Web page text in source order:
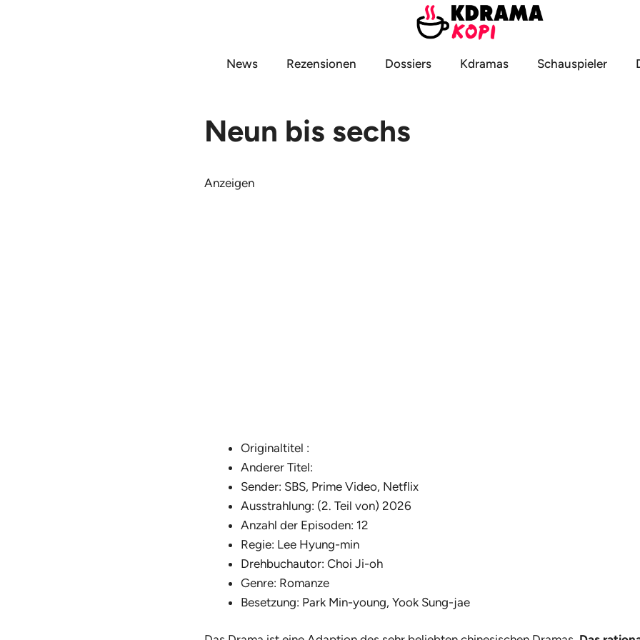
News
Rezensionen Dossiers Kdramas Schauspieler
Neun bis sechs
Anzeigen
Originaltitel :
Anderer Titel:
Sender: SBS, Prime Video, Netflix
Ausstrahlung: (2. Teil von) 2026
Anzahl der Episoden: 12
Regie: Lee Hyung-min
Drehbuchautor: Choi Ji-oh
Genre: Romanze
Besetzung: Park Min-young, Yook Sung-jae